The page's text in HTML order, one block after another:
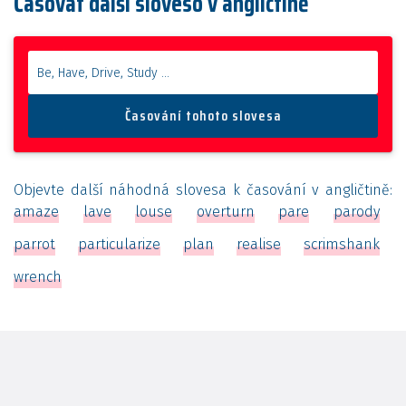
Objevte další náhodná slovesa k časování v angličtině:
amaze
lave louse overturn pare
parody
parrot
particularize plan realise
scrimshank
wrench